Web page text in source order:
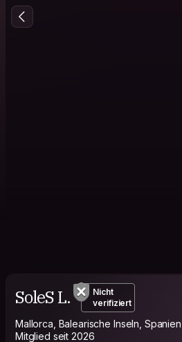
SoleS L.
Nicht
verifiziert
Mallorca, Balearische Inseln, Spanien
Mitglied seit 2026